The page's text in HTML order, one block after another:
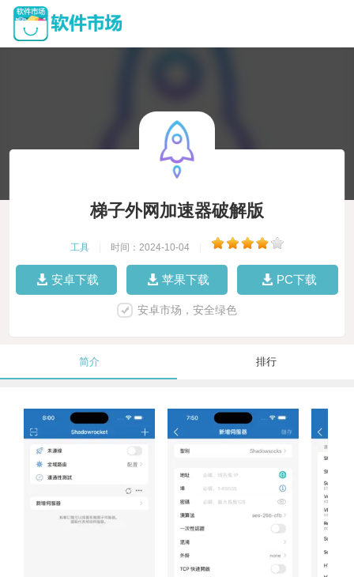
梯子外网加速器破解版
工具 时间：2024-10-04
安卓下载 苹果下载 PC下载
安卓市场，安全绿色
简介 排行